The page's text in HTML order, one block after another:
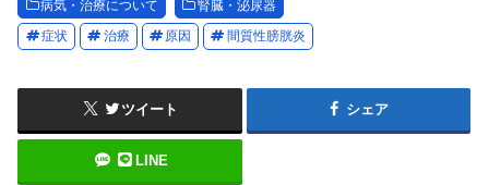
病気・治療について 腎臓・泌尿器
症状 治療 原因 間質性膀胱炎
ツイート シェア
LINE